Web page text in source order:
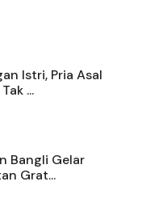
Istri, Pria Asal
...
Bangli Gelar
Grat...